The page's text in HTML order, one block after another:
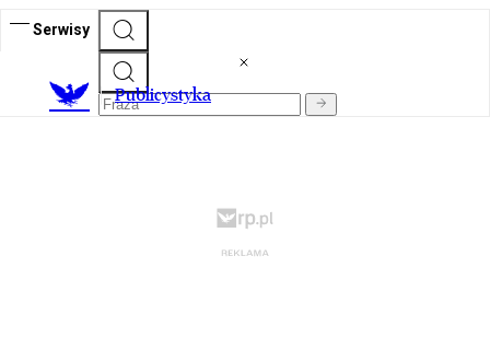
Serwisy
Publicystyka